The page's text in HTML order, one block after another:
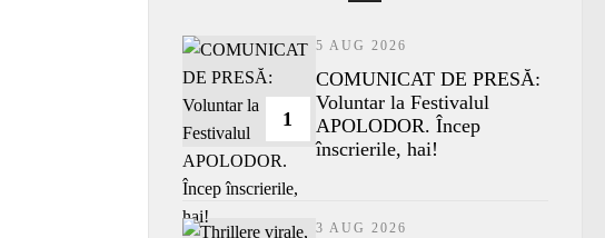
1
5 AUG 2026
COMUNICAT DE PRESĂ:
Voluntar la Festivalul
APOLODOR. Încep
înscrierile, hai!
3 AUG 2026